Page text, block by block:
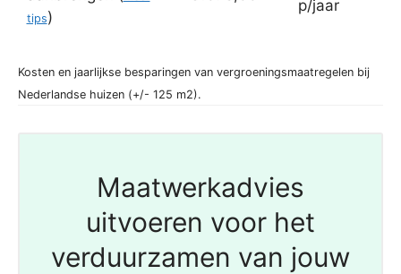
tips)
p/jaar
Kosten en jaarlijkse besparingen van vergroeningsmaatregelen bij
Nederlandse huizen (+/- 125 m2).
Maatwerkadvies
uitvoeren voor het
verduurzamen van jouw